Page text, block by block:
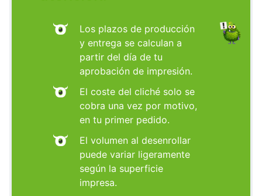
Los plazos de producción
y entrega se calculan a
partir del día de tu
aprobación de impresión.
El coste del cliché solo se
cobra una vez por motivo,
en tu primer pedido.
El volumen al desenrollar
puede variar ligeramente
según la superficie
impresa.